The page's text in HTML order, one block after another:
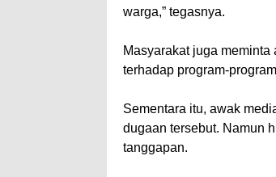
warga,” tegasnya.
Masyarakat juga
terhadap program-
Sementara itu, awak
dugaan tersebut. Namun
tanggapan.